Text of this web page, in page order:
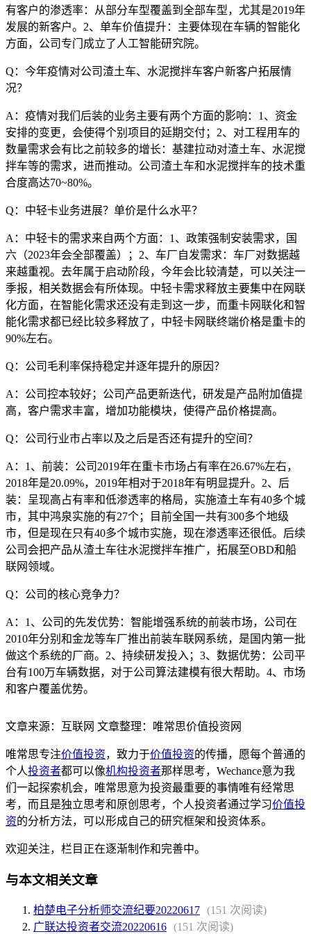
有客户的渗透率：从部分车型覆盖到全部车型，尤其是2019年
发展的新客户。2、单车价值提升：主要体现在车辆的智能化
方面，公司专门成立了人工智能研究院。
Q：今年疫情对公司渣土车、水泥搅拌车客户新客户拓展情
况？
A：疫情对我们后装的业务主要有两个方面的影响：1、资金
安排的变更，会使得个别项目的延期交付；2、对工程用车的
数量需求会有比之前较多的增长：基建拉动对渣土车、水泥搅
拌车等的需求，进而推动。公司渣土车和水泥搅拌车的技术重
合度高达70~80%。
Q：中轻卡业务进展？单价是什么水平？
A：中轻卡的需求来自两个方面：1、政策强制安装需求，国
六（2023年会全部覆盖）；2、车厂自发需求：车厂对数据越
来越重视。去年属于启动阶段，今年会比较清楚，可以关注一
季报，相关数据会有所体现。中轻卡需求释放主要集中在网联
化方面，在智能化需求还没有走到这一步，而重卡网联化和智
能化需求都已经比较多释放了，中轻卡网联终端价格是重卡的
90%左右。
Q：公司毛利率保持稳定并逐年提升的原因？
A：公司控本较好；公司产品更新迭代，研发是产品附加值提
高，客户需求丰富，增加功能模块，使得产品价格提高。
Q：公司行业市占率以及之后是否还有提升的空间？
A：1、前装：公司2019年在重卡市场占有率在26.67%左右，
2018年是20.09%，2019年相对于2018年有明显提升。2、后
装：呈现高占有率和低渗透率的格局，实施渣土车有40多个城
市，其中鸿泉实施的有27个；目前全国一共有300多个地级
市，但是现在只有40多个城市实施，现在渗透率还很低。后续
公司会把产品从渣土车往水泥搅拌车推广，拓展至OBD和船
联网领域。
Q：公司的核心竞争力？
A：1、公司的先发优势：智能增强系统的前装市场，公司在
2010年分别和金龙等车厂推出前装车联网系统，是国内第一批
做这个系统的厂商。2、持续研发投入；3、数据优势：公司平
台有100万车辆数据，对于公司算法建模有很大帮助。4、市场
和客户覆盖优势。
文章来源：互联网 文章整理：唯常思价值投资网
唯常思专注价值投资，致力于价值投资的传播，愿每个普通的
个人投资者都可以像机构投资者那样思考，Wechance意为我
们一起探索机会，唯常思意为投资最重要的事情唯有经常思
考，而且是独立思考和原创思考，个人投资者通过学习价值投
资的分析方法，可以形成自己的研究框架和投资体系。
欢迎关注，栏目正在逐渐制作和完善中。
与本文相关文章
柏楚电子分析师交流纪要20220617 (151 次阅读)
广联达投资者交流20220616 (151 次阅读)